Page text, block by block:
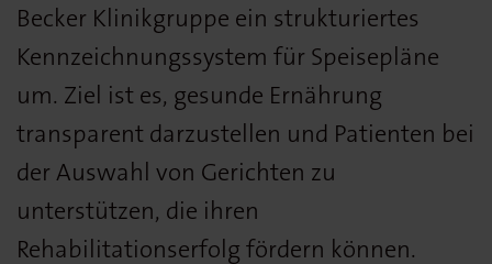
Becker Klinikgruppe ein strukturiertes
Kennzeichnungssystem für Speisepläne
um. Ziel ist es, gesunde Ernährung
transparent darzustellen und Patienten bei
der Auswahl von Gerichten zu
unterstützen, die ihren
Rehabilitationserfolg fördern können.